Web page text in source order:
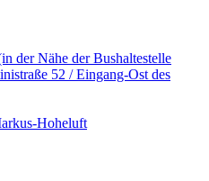
der Nähe der Bushaltestelle
52 / Eingang-Ost des
Hoheluft